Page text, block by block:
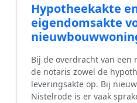
Hypotheekakte
eigendomsakte
Bij de overdracht van
de notaris zowel de
leveringsakte op. Bij
Nistelrode is er vaak